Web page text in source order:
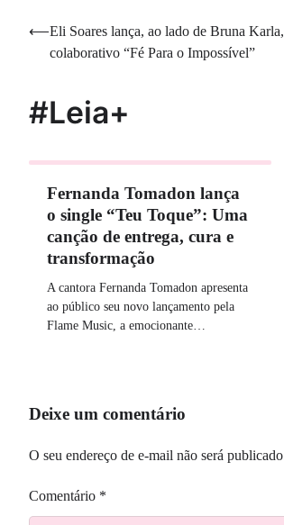
Navegação
⟵Eli Soares lança, ao lado de Bruna
colaborativo “Fé Para o Impossível”
#Leia+
Fernanda Tomadon lança
o single “Teu Toque”: Uma
canção de entrega, cura e
transformação
A cantora Fernanda Tomadon apresenta
ao público seu novo lançamento pela
Flame Music, a emocionante…
Deixe um comentário
O seu endereço de e-mail não será
Comentário *